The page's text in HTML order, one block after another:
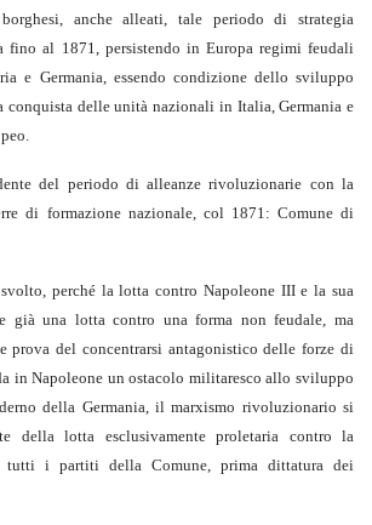
anche alleati, tale periodo di strategia
fino al 1871, persistendo in Europa regimi feudali
e Germania, essendo condizione dello sviluppo
conquista delle unità nazionali in Italia, Germania e
del periodo di alleanze rivoluzionarie con la
di formazione nazionale, col 1871: Comune di
perché la lotta contro Napoleone III e la sua
già una lotta contro una forma non feudale, ma
prova del concentrarsi antagonistico delle forze di
in Napoleone un ostacolo militaresco allo sviluppo
della Germania, il marxismo rivoluzionario si
della lotta esclusivamente proletaria contro la
tutti i partiti della Comune, prima dittatura dei